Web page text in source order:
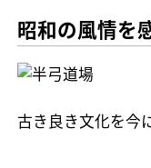
昭和の風情を
古き良き文化を今